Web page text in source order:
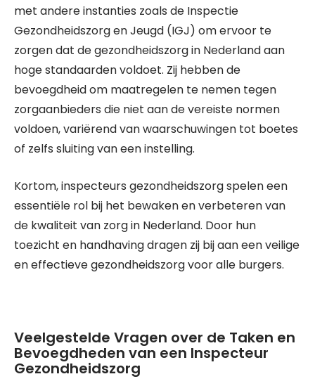
met andere instanties zoals de Inspectie
Gezondheidszorg en Jeugd (IGJ) om ervoor te
zorgen dat de gezondheidszorg in Nederland aan
hoge standaarden voldoet. Zij hebben de
bevoegdheid om maatregelen te nemen tegen
zorgaanbieders die niet aan de vereiste normen
voldoen, variërend van waarschuwingen tot boetes
of zelfs sluiting van een instelling.
Kortom, inspecteurs gezondheidszorg spelen een
essentiële rol bij het bewaken en verbeteren van
de kwaliteit van zorg in Nederland. Door hun
toezicht en handhaving dragen zij bij aan een veilige
en effectieve gezondheidszorg voor alle burgers.
Veelgestelde Vragen over de Taken en
Bevoegdheden van een Inspecteur
Gezondheidszorg